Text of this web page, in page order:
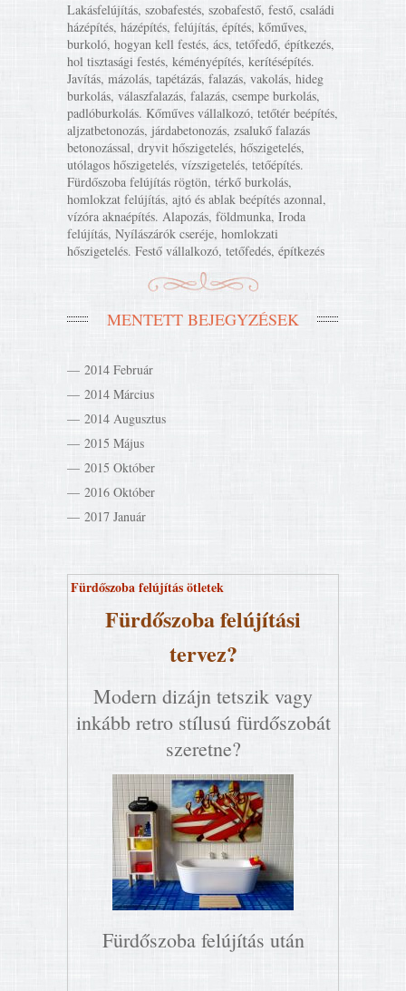
Lakásfelújítás, szobafestés, szobafestő, festő, családi
házépítés, házépítés, felújítás, építés, kőműves,
burkoló, hogyan kell festés, ács, tetőfedő, építkezés,
hol tisztasági festés, kéményépítés, kerítésépítés.
Javítás, mázolás, tapétázás, falazás, vakolás, hideg
burkolás, válaszfalazás, falazás, csempe burkolás,
padlóburkolás. Kőműves vállalkozó, tetőtér beépítés,
aljzatbetonozás, járdabetonozás, zsalukő falazás
betonozással, dryvit hőszigetelés, hőszigetelés,
utólagos hőszigetelés, vízszigetelés, tetőépítés.
Fürdőszoba felújítás rögtön, térkő burkolás,
homlokzat felújítás, ajtó és ablak beépítés azonnal,
vízóra aknaépítés. Alapozás, földmunka, Iroda
felújítás, Nyílászárók cseréje, homlokzati
hőszigetelés. Festő vállalkozó, tetőfedés, építkezés
MENTETT BEJEGYZÉSEK
2014 Február
2014 Március
2014 Augusztus
2015 Május
2015 Október
2016 Október
2017 Január
Fürdőszoba felújítás ötletek
Fürdőszoba felújítási
tervez?
Modern dizájn tetszik vagy
inkább retro stílusú fürdőszobát
szeretne?
Fürdőszoba felújítás után